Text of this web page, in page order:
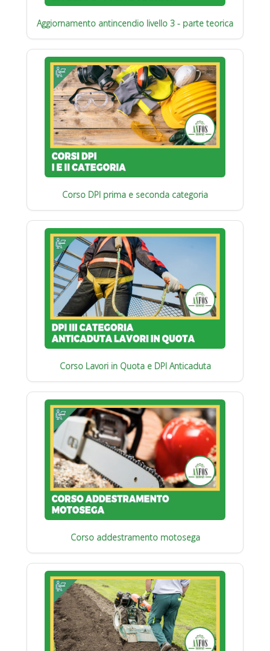
Aggiornamento antincendio livello 3 - parte teorica
Corso DPI prima e seconda categoria
Corso Lavori in Quota e DPI Anticaduta
Corso addestramento motosega